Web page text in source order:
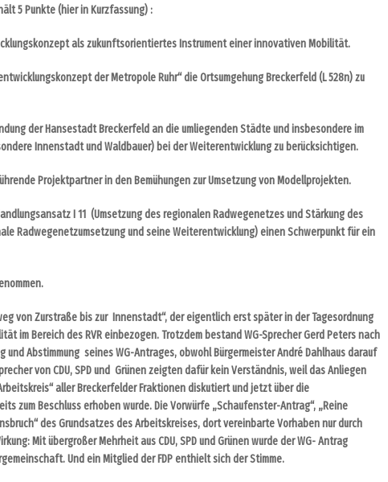
5 Punkte (hier in Kurzfassung) :
als zukunftsorientiertes Instrument einer innovativen Mobilität.
der Metropole Ruhr“ die Ortsumgehung Breckerfeld (L 528n) zu
der Hansestadt Breckerfeld an die umliegenden Städte und insbesondere im
Innenstadt und Waldbauer) beider Weiterentwicklung zu berücksichtigen.
Projektpartner in den Bemühungen zur Umsetzung von Modellprojekten.
I 11 (Umsetzung des regionalen Radwegenetzes und Stärkung des
Radwegenetzumsetzung und seine Weiterentwicklung) einen Schwerpunkt für ein
von Zurstraße bis zur Innenstadt“, der eigentlich erst später in der Tagesordnung
im Bereich des RVR einbezogen. Trotzdem bestand WG-Sprecher Gerd Peters nach
Abstimmung seines WG-Antrages, obwohl Bürgermeister André Dahlhaus darauf
von CDU, SPD und Grünen zeigten dafür kein Verständnis, weil das Anliegen
aller Breckerfelder Fraktionen diskutiert und jetzt über die
zum Beschluss erhoben wurde. Die Vorwürfe „Schaufenster-Antrag“, „Reine
des Grundsatzes des Arbeitskreises, dort vereinbarte Vorhaben nur durch
Mit übergroßer Mehrheit aus CDU, SPD und Grünen wurde der WG- Antrag
Und ein Mitglied der FDP enthielt sich der Stimme.